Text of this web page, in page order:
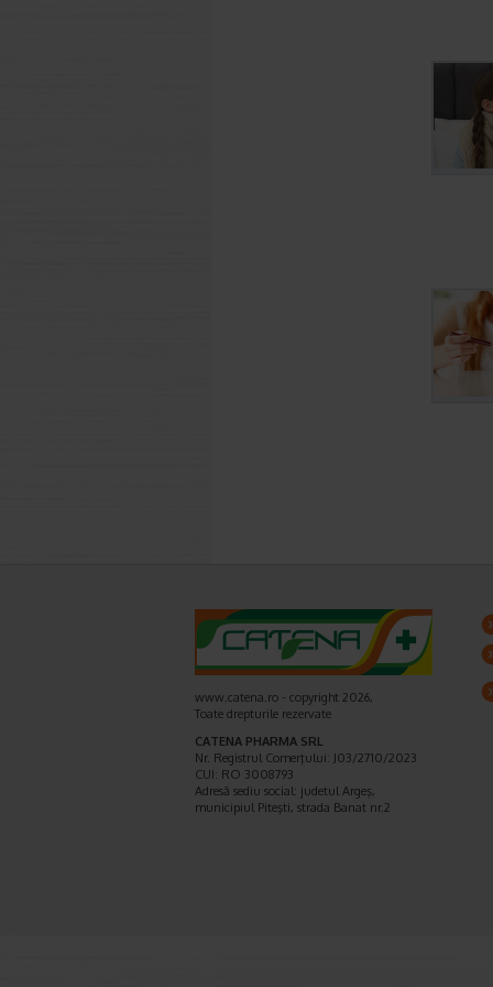
www.catena.ro - copyright 2026,
Toate drepturile rezervate
CATENA PHARMA SRL
Nr. Registrul Comerţului: J03/2710/2023
CUI: RO 3008793
Adresă sediu social: judetul Argeş,
municipiul Piteşti, strada Banat nr.2